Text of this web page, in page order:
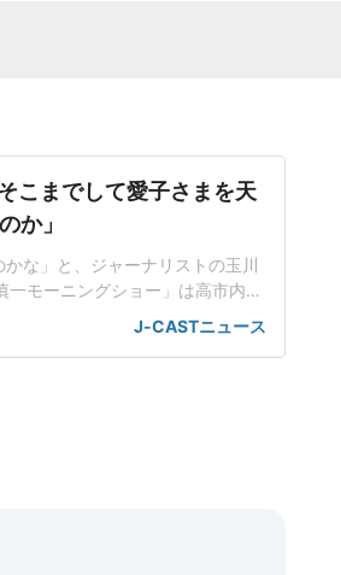
こまでして愛子さまを天
か」
な」と、ジャーナリストの玉川
モーニングショー」は高市内閣
の総意に基づいていないだけで
と取り上げた。「将来、他国が
の男子を養
J-CASTニュース